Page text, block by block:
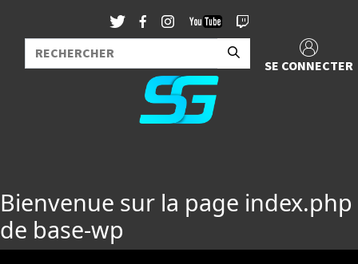
SE CONNECTER
Bienvenue sur la page index.php
de base-wp